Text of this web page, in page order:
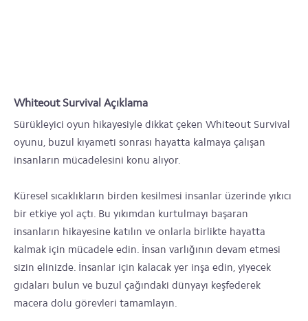
Whiteout Survival Açıklama
Sürükleyici oyun hikayesiyle dikkat çeken Whiteout Survival
oyunu, buzul kıyameti sonrası hayatta kalmaya çalışan
insanların mücadelesini konu alıyor.
Küresel sıcaklıkların birden kesilmesi insanlar üzerinde yıkıcı
bir etkiye yol açtı. Bu yıkımdan kurtulmayı başaran
insanların hikayesine katılın ve onlarla birlikte hayatta
kalmak için mücadele edin. İnsan varlığının devam etmesi
sizin elinizde. İnsanlar için kalacak yer inşa edin, yiyecek
gıdaları bulun ve buzul çağındaki dünyayı keşfederek
macera dolu görevleri tamamlayın.